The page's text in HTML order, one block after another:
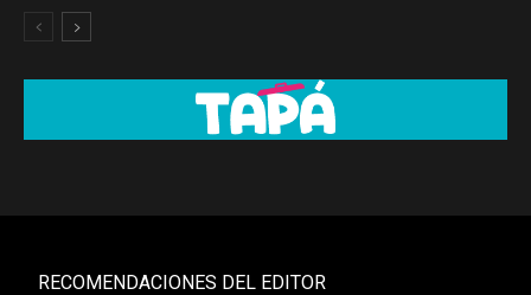
RECOMENDACIONES DEL EDITOR